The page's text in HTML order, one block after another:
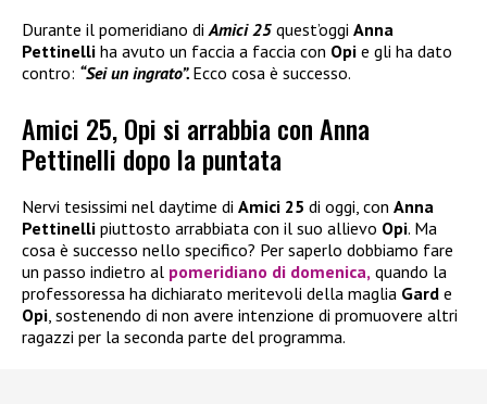
Durante il pomeridiano diAmici 25 quest’oggi Anna
Pettinelli ha avuto un faccia a faccia con Opi e gli ha dato
contro: “Sei un ingrato”. Ecco cosa è successo.
Amici 25, Opi si arrabbia con Anna
Pettinelli dopo la puntata
Nervi tesissimi nel daytime di Amici 25 di oggi, con Anna
Pettinelli piuttosto arrabbiata con il suo allievo Opi. Ma
cosa è successo nello specifico? Per saperlo dobbiamo fare
un passo indietro al pomeridiano di domenica, quando la
professoressa ha dichiarato meritevoli della maglia Gard e
Opi , sostenendo di non avere intenzione di promuovere altri
ragazzi per la seconda parte del programma.